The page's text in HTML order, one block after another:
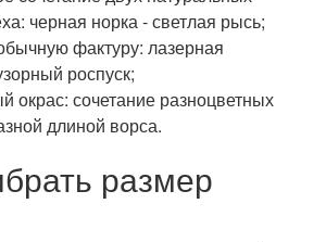
черная норка - светлая рысь;
фактуру: лазерная
роспуск;
окрас: сочетание разноцветных
длиной ворса.
размер